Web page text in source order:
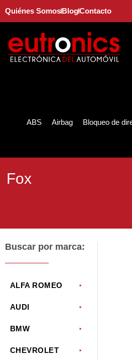
Quiénes SomosBlogContacto
ABS Airbag Bloqueo de
Fox
Buscar por marca:
ALFA ROMEO
AUDI
BMW
CHEVROLET